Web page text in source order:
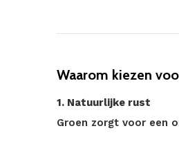
Waarom kiezen
1. Natuurlijke rust
Groen zorgt voor een